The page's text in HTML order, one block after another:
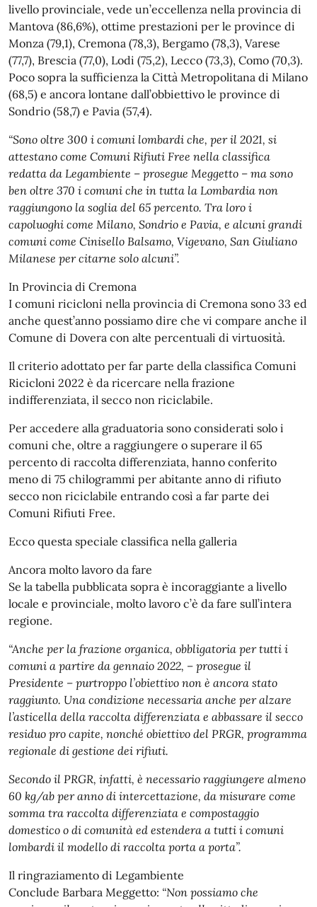
livello provinciale, vede un’eccellenza nella provincia di
Mantova (86,6%), ottime prestazioni per le province di
Monza (79,1), Cremona (78,3), Bergamo (78,3), Varese
(77,7), Brescia (77,0), Lodi (75,2), Lecco (73,3), Como (70,3).
Poco sopra la sufficienza la Città Metropolitana di Milano
(68,5) e ancora lontane dall’obbiettivo le province di
Sondrio (58,7) e Pavia (57,4).
“Sono oltre 300 i comuni lombardi che, per il 2021, si
attestano come Comuni Rifiuti Free nella classifica
redatta da Legambiente – prosegue Meggetto – ma sono
ben oltre 370 i comuni che in tutta la Lombardia non
raggiungono la soglia del 65 percento. Tra loro i
capoluoghi come Milano, Sondrio e Pavia, e alcuni grandi
comuni come Cinisello Balsamo, Vigevano, San Giuliano
Milanese per citarne solo alcuni”.
In Provincia di Cremona
I comuni ricicloni nella provincia di Cremona sono 33 ed
anche quest’anno possiamo dire che vi compare anche il
Comune di Dovera con alte percentuali di virtuosità.
Il criterio adottato per far parte della classifica Comuni
Ricicloni 2022 è da ricercare nella frazione
indifferenziata, il secco non riciclabile.
Per accedere alla graduatoria sono considerati solo i
comuni che, oltre a raggiungere o superare il 65
percento di raccolta differenziata, hanno conferito
meno di 75 chilogrammi per abitante anno di rifiuto
secco non riciclabile entrando così a far parte dei
Comuni Rifiuti Free.
Ecco questa speciale classifica nella galleria
Ancora molto lavoro da fare
Se la tabella pubblicata sopra è incoraggiante a livello
locale e provinciale, molto lavoro c’è da fare sull’intera
regione.
“Anche per la frazione organica, obbligatoria per tutti i
comuni a partire da gennaio 2022, – prosegue il
Presidente – purtroppo l’obiettivo non è ancora stato
raggiunto. Una condizione necessaria anche per alzare
l’asticella della raccolta differenziata e abbassare il secco
residuo pro capite, nonché obiettivo del PRGR, programma
regionale di gestione dei rifiuti.
Secondo il PRGR, infatti, è necessario raggiungere almeno
60 kg/ab per anno di intercettazione, da misurare come
somma tra raccolta differenziata e compostaggio
domestico o di comunità ed estendera a tutti i comuni
lombardi il modello di raccolta porta a porta”.
Il ringraziamento di Legambiente
Conclude Barbara Meggetto: “Non possiamo che